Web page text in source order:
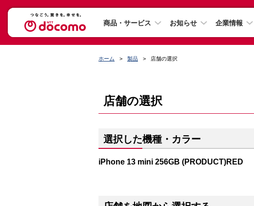
商品・サービス お知らせ 企業情報
ホーム 製品 店舗の選択
店舗の選択
選択した機種・カラー
iPhone 13 mini 256GB (PRODUCT)RED